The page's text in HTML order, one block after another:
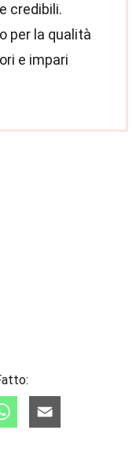
credibili.
per la qualità
e impari